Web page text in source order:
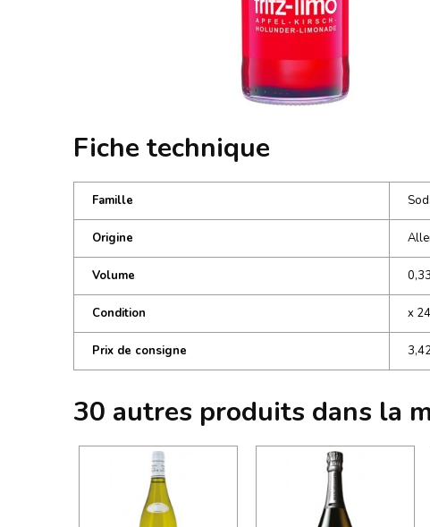
Fiche technique
Famille
Origine
Volume
Condition x 24
Prix de consigne
30 autres produits dans la